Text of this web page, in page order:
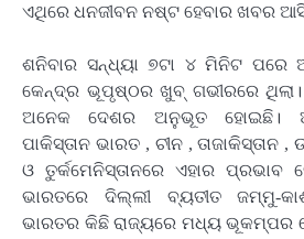
ଏଥିରେ ଧନଜୀବନ ନଷ୍ଟ ହେବାର ଖବର ଆସି
ଶନିବାର ସନ୍ଧ୍ୟା ୭ଟା ୪ ମିନିଟ
କେନ୍ଦ୍ର ଭୂପୃଷ୍ଠର ଖୁବ୍ ଗଭୀରରେ
ଅନେକ ଦେଶର ଅନୁଭୂତ ହୋଇଛି।
ପାକିସ୍ତାନ ଭାରତ , ଚୀନ , ତାଜାକିସ୍ତାନ ,
ଓ ତୁର୍କମେନିସ୍ତାନରେ ଏହାର ପ୍ରଭାବ
ଭାରତରେ ଦିଲ୍ଲୀ ବ୍ୟତୀତ ଜମ୍ମୁ-
ଭାରତର କିଛି ରାଜ୍ୟରେ ମଧ୍ୟ ଭୂକମ୍ପର